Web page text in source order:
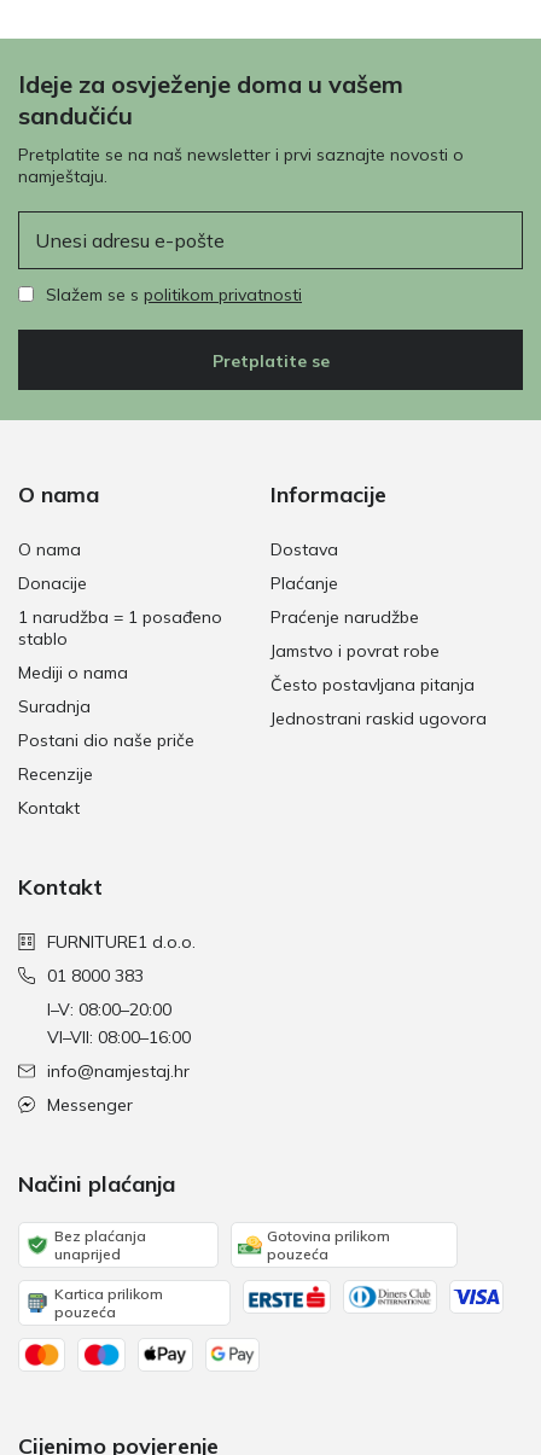
Ideje za osvježenje doma u vašem
sandučiću
Pretplatite se na naš newsletter i prvi saznajte novosti o
namještaju.
Slažem se s politikom privatnosti
Pretplatite se
O nama
O nama
Donacije
1 narudžba = 1 posađeno
stablo
Mediji o nama
Suradnja
Postani dio naše priče
Recenzije
Kontakt
Informacije
Dostava
Plaćanje
Praćenje narudžbe
Jamstvo i povrat robe
Često postavljana pitanja
Jednostrani raskid ugovora
Kontakt
FURNITURE1 d.o.o.
01 8000 383
I–V: 08:00–20:00
VI–VII: 08:00–16:00
info@namjestaj.hr
Messenger
Načini plaćanja
Bez plaćanja
unaprijed
Gotovina prilikom
pouzeća
Kartica prilikom
pouzeća
Cijenimo povjerenje